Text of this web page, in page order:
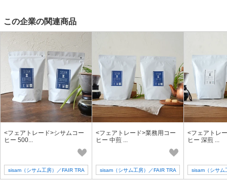
この企業の関連商品
<フェアトレード>シサムコー
ヒー 500...
sisam（シサム工房）／FAIR TRA
DE + design
<フェアトレード>業務用コー
ヒー 中煎 ...
sisam（シサム工房）／FAIR TRA
DE + design
<フェアトレ
ヒー 深煎 ...
sisam（シサム
DE